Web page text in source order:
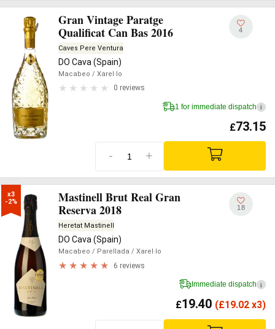
Gran Vintage Paratge
Qualificat Can Bas 2016
Caves Pere Ventura
DO Cava (Spain)
Macabeo / Xarel·lo
0 reviews
4
1 for immediate dispatch i
£73.15
- +
x3
-2%
Mastinell Brut Real Gran
Reserva 2018
Heretat Mastinell
DO Cava (Spain)
Macabeo / Parellada / Xarel·lo
6 reviews
18
Immediate dispatch i
£19.40 (£19.02 x3)